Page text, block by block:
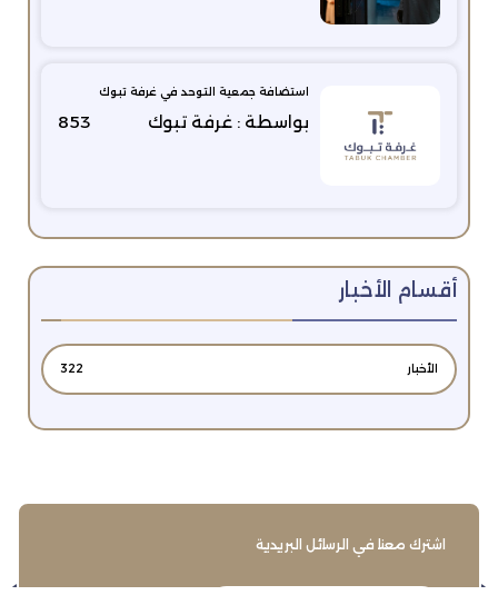
استضافة جمعية التوحد في غرفة تبوك
بواسطة : غرفة تبوك 853
أقسام الأخبار
الأخبار 322
اشترك معنا في الرسائل البريدية